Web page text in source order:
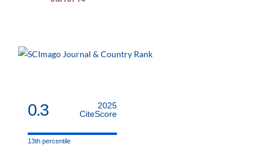
0.3
2025
CiteScore
13th percentile